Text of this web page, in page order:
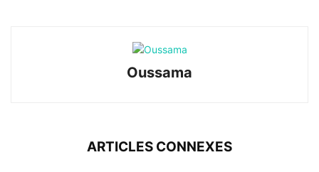
Oussama
ARTICLES CONNEXES